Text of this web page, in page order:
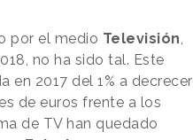
por el medio Televisión,
no ha sido tal. Este
en 2017 del 1% a decrecer
de euros frente a los
de TV han quedado